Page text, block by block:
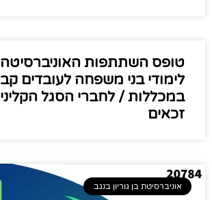
טופס השתתפות האוניברסיטה
לימודי בני משפחה לעובדים
במכללות / לחברי הסגל
זכאים​
אוניברסיטת בן גוריון בנגב